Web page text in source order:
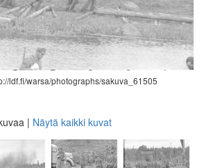
ldf.fi/warsa/photographs/sakuva_61505
| Näytä kaikki kuvat